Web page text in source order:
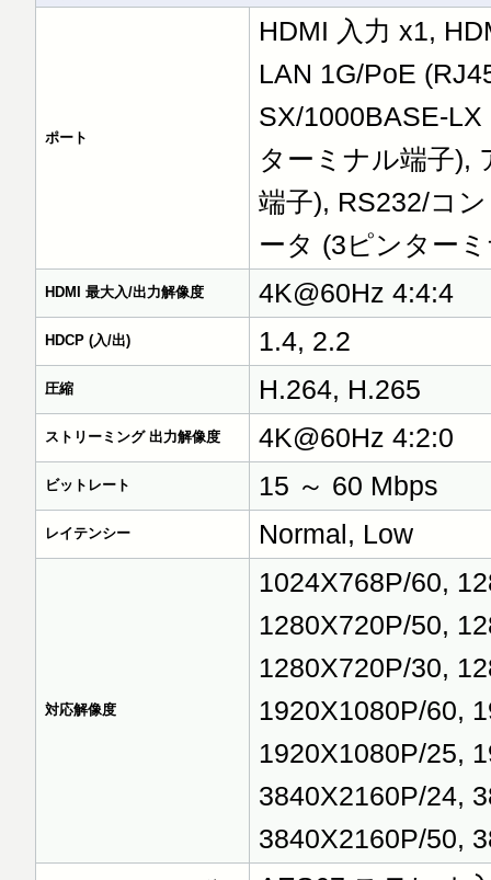
ポート
HDMI 入力 x1,
LAN 1G/PoE
SX/1000BASE-
ターミナル端子),
端子), RS232/コ
ータ (3ピンター
HDMI 最大入/出力解像度 4K@60Hz 4:4:4
HDCP (入/出) 1.4, 2.2
圧縮 H.264, H.265
ストリーミング 出力解像度 4K@60Hz 4:2:0
ビットレート 15 ～ 60 Mbps
レイテンシー Normal, Low
対応解像度
1024X768P/60,
1280X720P/50,
1280X720P/30,
1920X1080P/60,
1920X1080P/25,
3840X2160P/24,
3840X2160P/50,